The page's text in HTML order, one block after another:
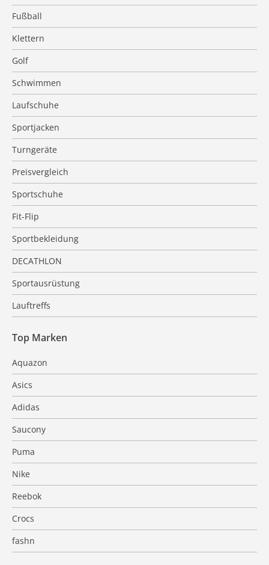
Fußball
Klettern
Golf
Schwimmen
Laufschuhe
Sportjacken
Turngeräte
Preisvergleich
Sportschuhe
Fit-Flip
Sportbekleidung
DECATHLON
Sportausrüstung
Lauftreffs
Top Marken
Aquazon
Asics
Adidas
Saucony
Puma
Nike
Reebok
Crocs
fashn